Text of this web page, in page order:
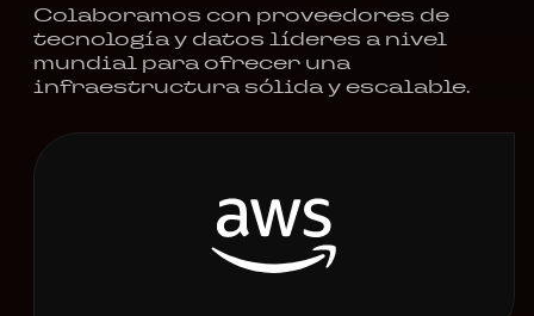
Colaboramos con proveedores de
tecnología y datos líderes a nivel
mundial para ofrecer una
infraestructura sólida y escalable.